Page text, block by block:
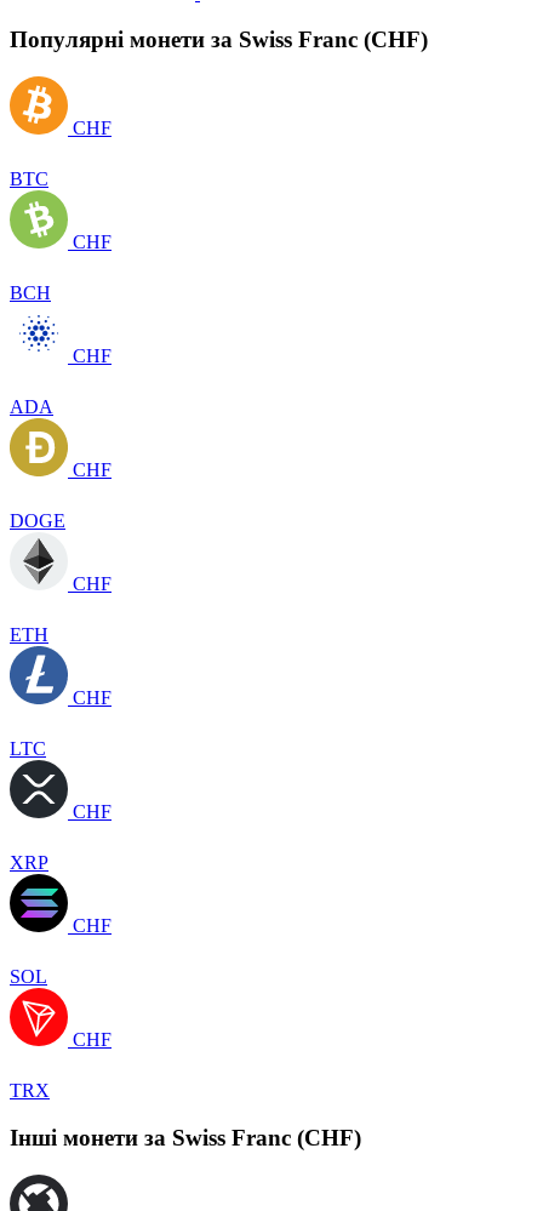
Популярні монети за Swiss Franc (CHF)
CHF
BTC
CHF
BCH
CHF
ADA
CHF
DOGE
CHF
ETH
CHF
LTC
CHF
XRP
CHF
SOL
CHF
TRX
Інші монети за Swiss Franc (CHF)